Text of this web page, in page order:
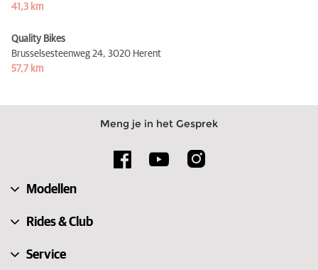
41,3 km
Quality Bikes
Brusselsesteenweg 24, 3020 Herent
57,7 km
Meng je in het Gesprek
Modellen
Rides & Club
Service